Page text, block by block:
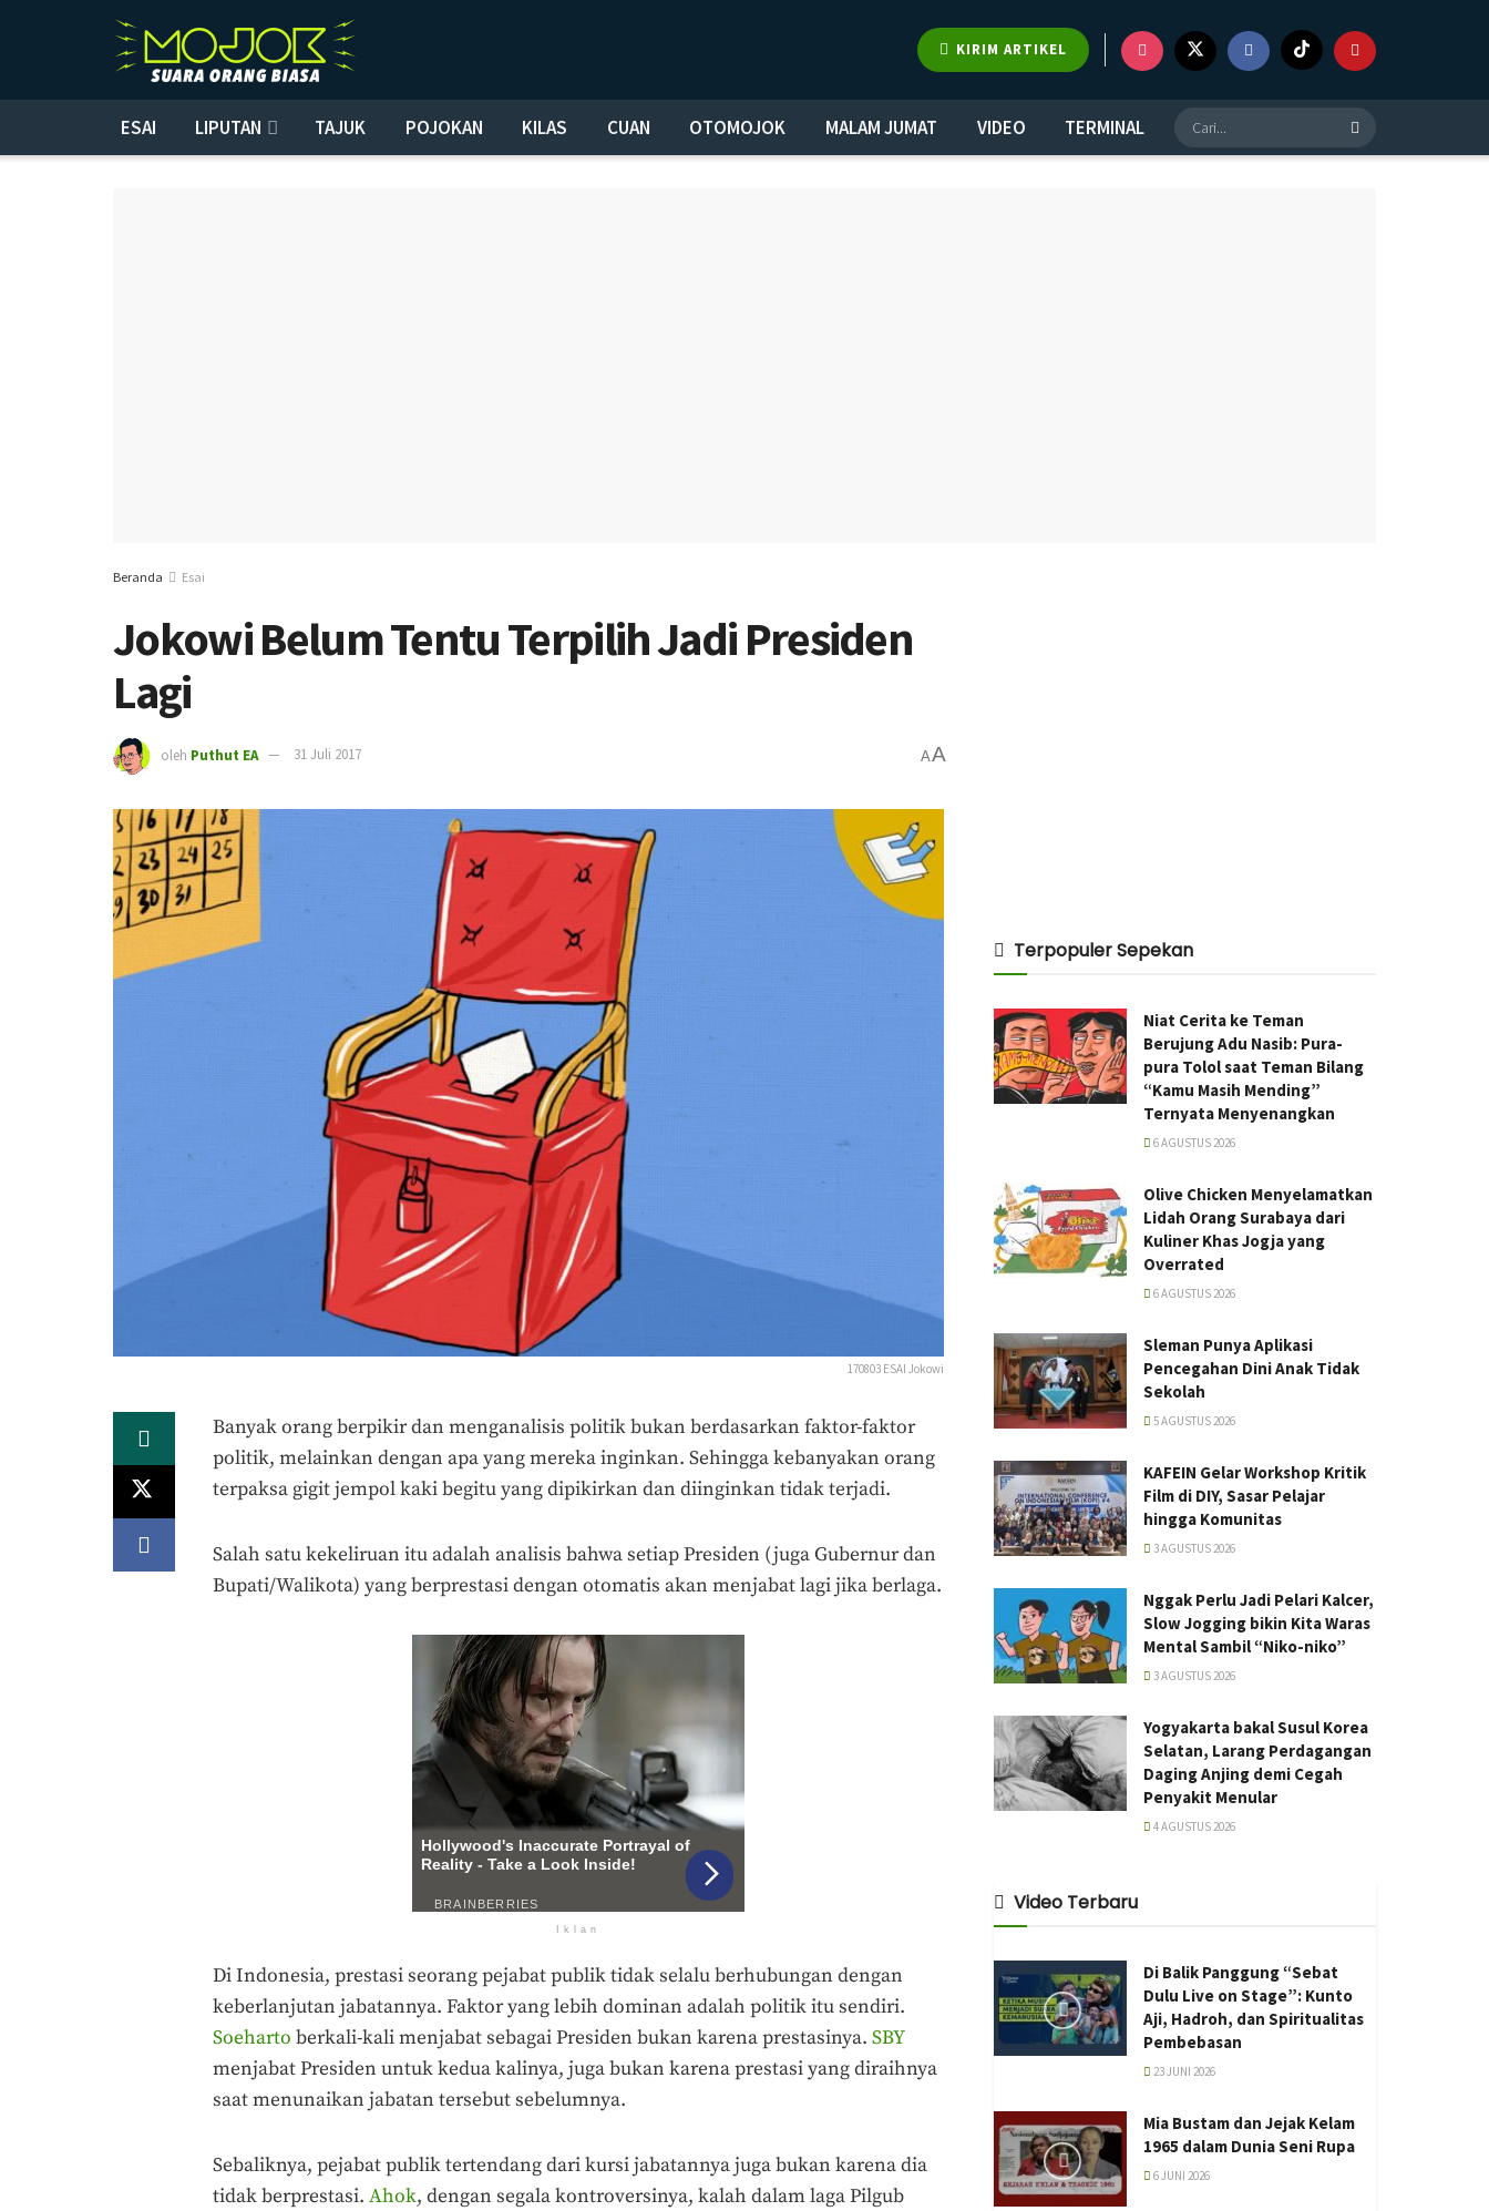
KIRIM ARTIKEL
ESAI LIPUTAN TAJUK POJOKAN KILAS CUAN OTOMOJOK MALAM JUMAT VIDEO TERMINAL
Beranda Esai
Jokowi Belum Tentu Terpilih Jadi Presiden
Lagi
oleh Puthut EA 31 Juli 2017 AA
170803 ESAI Jokowi
Banyak orang berpikir dan menganalisis politik bukan berdasarkan faktor-faktor
politik, melainkan dengan apa yang mereka inginkan. Sehingga kebanyakan orang
terpaksa gigit jempol kaki begitu yang dipikirkan dan diinginkan tidak terjadi.
Salah satu kekeliruan itu adalah analisis bahwa setiap Presiden (juga Gubernur dan
Bupati/Walikota) yang berprestasi dengan otomatis akan menjabat lagi jika berlaga.
Iklan
Di Indonesia, prestasi seorang pejabat publik tidak selalu berhubungan dengan
keberlanjutan jabatannya. Faktor yang lebih dominan adalah politik itu sendiri.
Soeharto berkali-kali menjabat sebagai Presiden bukan karena prestasinya. SBY
menjabat Presiden untuk kedua kalinya, juga bukan karena prestasi yang diraihnya
saat menunaikan jabatan tersebut sebelumnya.
Sebaliknya, pejabat publik tertendang dari kursi jabatannya juga bukan karena dia
tidak berprestasi. Ahok, dengan segala kontroversinya, kalah dalam laga Pilgub
Terpopuler Sepekan
Niat Cerita ke Teman
Berujung Adu Nasib: Pura-
pura Tolol saat Teman Bilang
“Kamu Masih Mending”
Ternyata Menyenangkan
6 AGUSTUS 2026
Olive Chicken Menyelamatkan
Lidah Orang Surabaya dari
Kuliner Khas Jogja yang
Overrated
6 AGUSTUS 2026
Sleman Punya Aplikasi
Pencegahan Dini Anak Tidak
Sekolah
5 AGUSTUS 2026
KAFEIN Gelar Workshop Kritik
Film di DIY, Sasar Pelajar
hingga Komunitas
3 AGUSTUS 2026
Nggak Perlu Jadi Pelari Kalcer,
Slow Jogging bikin Kita Waras
Mental Sambil “Niko-niko”
3 AGUSTUS 2026
Yogyakarta bakal Susul Korea
Selatan, Larang Perdagangan
Daging Anjing demi Cegah
Penyakit Menular
4 AGUSTUS 2026
Video Terbaru
Di Balik Panggung “Sebat
Dulu Live on Stage”: Kunto
Aji, Hadroh, dan Spiritualitas
Pembebasan
23 JUNI 2026
Mia Bustam dan Jejak Kelam
1965 dalam Dunia Seni Rupa
6 JUNI 2026